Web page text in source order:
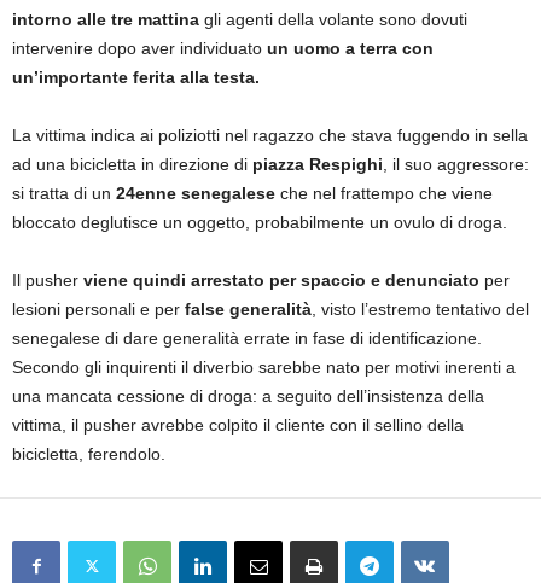
intorno alle tre mattina gli agenti della volante sono dovuti
intervenire dopo aver individuato un uomo a terra con
un’importante ferita alla testa.
La vittima indica ai poliziotti nel ragazzo che stava fuggendo in sella
ad una bicicletta in direzione di piazza Respighi, il suo aggressore:
si tratta di un 24enne senegalese che nel frattempo che viene
bloccato deglutisce un oggetto, probabilmente un ovulo di droga.
Il pusher viene quindi arrestato per spaccio e denunciato per
lesioni personali e per false generalità, visto l’estremo tentativo del
senegalese di dare generalità errate in fase di identificazione.
Secondo gli inquirenti il diverbio sarebbe nato per motivi inerenti a
una mancata cessione di droga: a seguito dell’insistenza della
vittima, il pusher avrebbe colpito il cliente con il sellino della
bicicletta, ferendolo.